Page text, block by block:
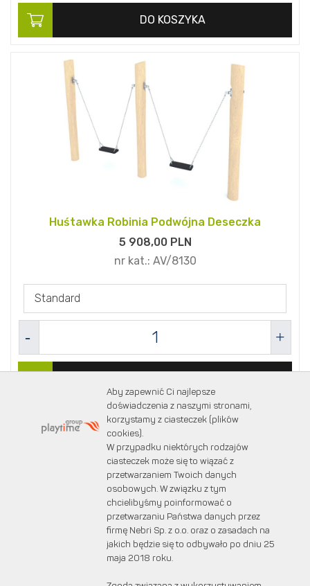
DO KOSZYKA
Huśtawka Robinia Podwójna Deseczka
5 908,00PLN
nr kat.: AV/8130
Standard
Domek mini z Ksylofonem Robinia
Aby zapewnić Ci najlepsze
doświadczenia z naszymi stronami,
korzystamy z ciasteczek (plików
cookies).
W przypadku niektórych rodzajów
ciasteczek może się to wiązać z
przetwarzaniem Twoich danych
osobowych. W związku z tym
chcielibyśmy poinformować o
przetwarzaniu Państwa danych przez
firmę Nebri Sp. z o.o. oraz o zasadach na
jakich będzie się to odbywało po dniu 25
maja 2018 roku.